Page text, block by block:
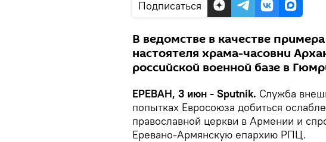
Подписаться
В ведомстве в качестве
настоятеля храма-часовни
российской военной базе в
ЕРЕВАН, 3 июн - Sputnik. Служба
попытках Евросоюза добиться
православной церкви в Армении и
Еревано-Армянскую епархию РПЦ.